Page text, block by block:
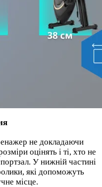
не докладаючи
оцінять і ті, хто не
У нижній частині
які допоможуть
місце.